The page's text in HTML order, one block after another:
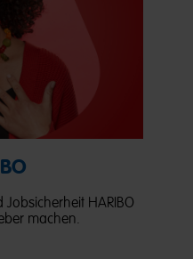
HARIBO
machen.